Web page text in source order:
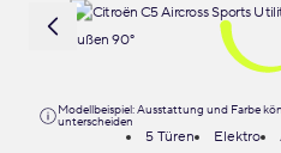
Modellbeispiel: Ausstattung und Farbe
unterscheiden
5 Türen Elektro